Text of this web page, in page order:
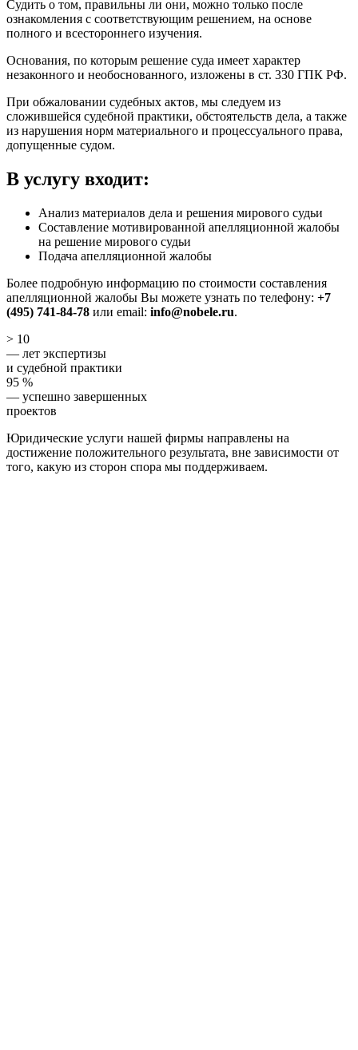
Судить о том, правильны ли они, можно только после
ознакомления с соответствующим решением, на основе
полного и всестороннего изучения.
Основания, по которым решение суда имеет характер
незаконного и необоснованного, изложены в ст. 330 ГПК РФ.
При обжаловании судебных актов, мы следуем из
сложившейся судебной практики, обстоятельств дела, а также
из нарушения норм материального и процессуального права,
допущенные судом.
В услугу входит:
Анализ материалов дела и решения мирового судьи
Составление мотивированной апелляционной жалобы
на решение мирового судьи
Подача апелляционной жалобы
Более подробную информацию по стоимости составления
апелляционной жалобы Вы можете узнать по телефону: +7
(495) 741-84-78 или email: info@nobele.ru.
> 10
— лет экспертизы
и судебной практики
95 %
— успешно завершенных
проектов
Юридические услуги нашей фирмы направлены на
достижение положительного результата, вне зависимости от
того, какую из сторон спора мы поддерживаем.